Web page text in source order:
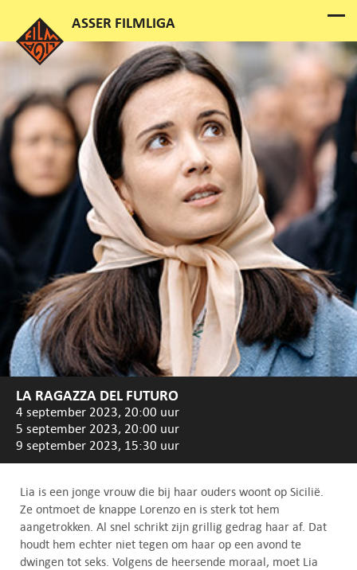
LA RAGAZZA DEL FUTURO
4 september 2023, 20:00 uur
5 september 2023, 20:00 uur
9 september 2023, 15:30 uur
Lia is een jonge vrouw die bij haar ouders woont op Sicilië.
Ze ontmoet de knappe Lorenzo en is sterk tot hem
aangetrokken. Al snel schrikt zijn grillig gedrag haar af. Dat
houdt hem echter niet tegen om haar op een avond te
dwingen tot seks. Volgens de heersende moraal, moet Lia